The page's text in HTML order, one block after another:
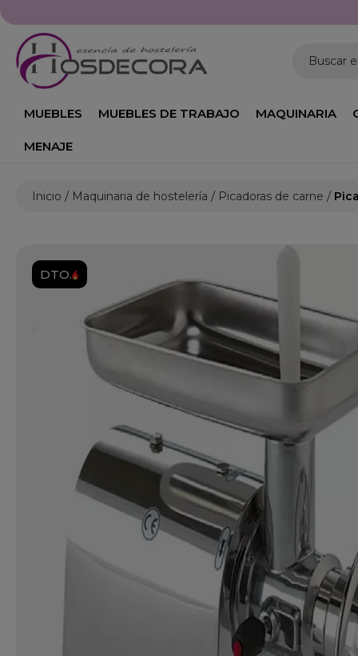
Buscar
MUEBLES MUEBLES DE TRABAJO MAQUINARIA
MENAJE
Inicio Maquinaria de hostelería Picadoras de carne
DTO.